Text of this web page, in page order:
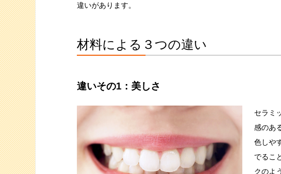
違いがあります。
材料による３つの違い
違いその1：美しさ
セラミ
感のあ
色しや
でるこ
クのよ